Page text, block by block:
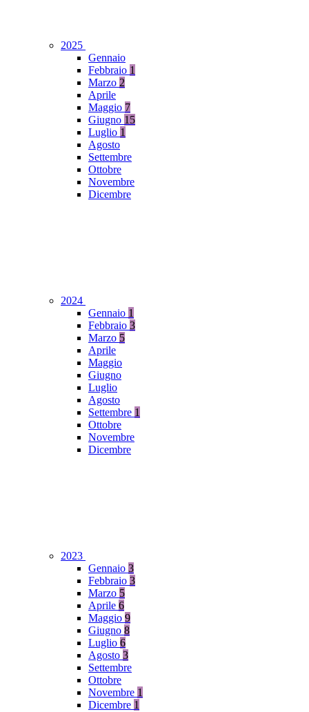
2025
Gennaio
Febbraio 1
Marzo 2
Aprile
Maggio 7
Giugno 15
Luglio 1
Agosto
Settembre
Ottobre
Novembre
Dicembre
2024
Gennaio 1
Febbraio 3
Marzo 5
Aprile
Maggio
Giugno
Luglio
Agosto
Settembre 1
Ottobre
Novembre
Dicembre
2023
Gennaio 3
Febbraio 3
Marzo 5
Aprile 6
Maggio 9
Giugno 8
Luglio 6
Agosto 3
Settembre
Ottobre
Novembre 1
Dicembre 1